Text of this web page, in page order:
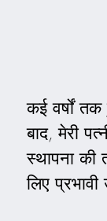
कई वर्षों तक
बाद, मेरी
स्थापना की
लिए